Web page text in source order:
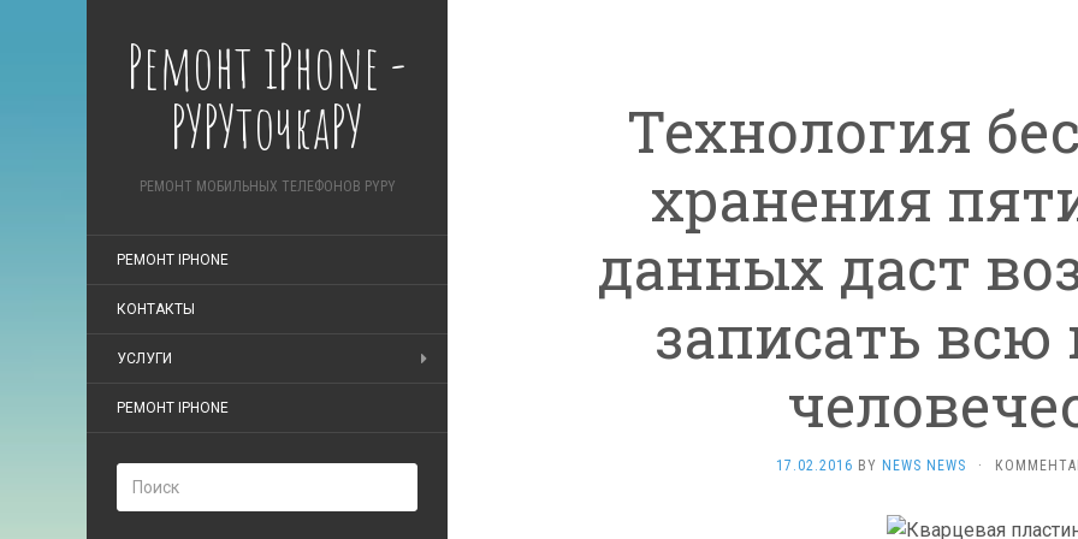
Ремонт iPhone -
РУРУточкаРУ
РЕМОНТ МОБИЛЬНЫХ ТЕЛЕФОНОВ PYPY
РЕМОНТ IPHONE
КОНТАКТЫ
УСЛУГИ
РЕМОНТ IPHONE
Технология
хранения
данных даст
записать
17.02.2016 BY NEWS NEWS ·